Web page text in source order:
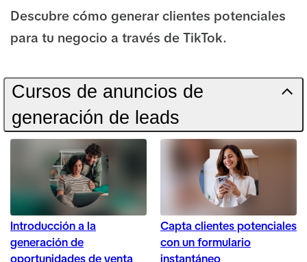
Descubre cómo generar clientes potenciales
para tu negocio a través de TikTok.
Cursos de anuncios de
generación de leads
Introducción a la
generación de
Capta clientes potenciales
con un formulario